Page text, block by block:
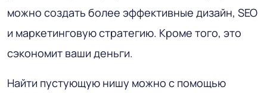
можно создать более эффективные дизайн, SEO
и маркетинговую стратегию. Кроме того, это
сэкономит ваши деньги.
Найти пустующую нишу можно с помощью